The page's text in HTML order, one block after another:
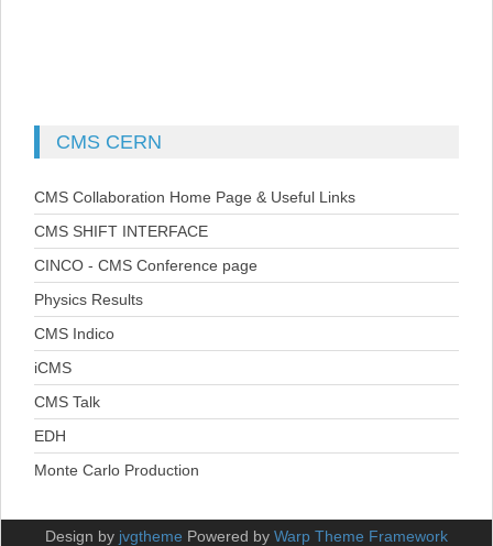
CMS CERN
CMS Collaboration Home Page & Useful Links
CMS SHIFT INTERFACE
CINCO - CMS Conference page
Physics Results
CMS Indico
iCMS
CMS Talk
EDH
Monte Carlo Production
Design by jvgtheme Powered by Warp Theme Framework